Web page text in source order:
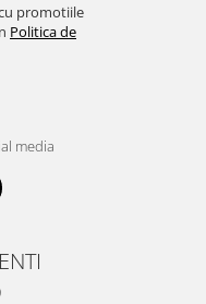
promotiile
Politica de
media